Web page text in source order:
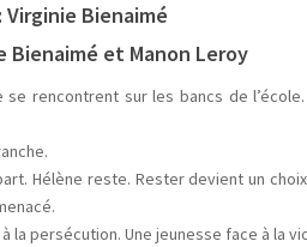
Bienaimé
Bienaimé et Manon Leroy
se rencontrent sur les bancs de
Hélène reste. Rester devient un
la persécution. Une jeunesse face à la